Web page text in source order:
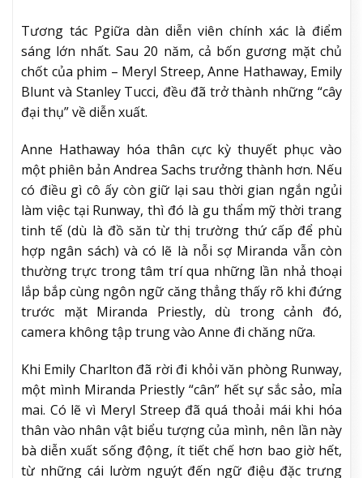
Tương tác Pgiữa dàn diễn viên chính xác là điểm
sáng lớn nhất. Sau 20 năm, cả bốn gương mặt chủ
chốt của phim – Meryl Streep, Anne Hathaway, Emily
Blunt và Stanley Tucci, đều đã trở thành những “cây
đại thụ” về diễn xuất.
Anne Hathaway hóa thân cực kỳ thuyết phục vào
một phiên bản Andrea Sachs trưởng thành hơn. Nếu
có điều gì cô ấy còn giữ lại sau thời gian ngắn ngủi
làm việc tại Runway, thì đó là gu thẩm mỹ thời trang
tinh tế (dù là đồ săn từ thị trường thứ cấp để phù
hợp ngân sách) và có lẽ là nỗi sợ Miranda vẫn còn
thường trực trong tâm trí qua những lần nhả thoại
lắp bắp cùng ngôn ngữ căng thẳng thấy rõ khi đứng
trước mặt Miranda Priestly, dù trong cảnh đó,
camera không tập trung vào Anne đi chăng nữa.
Khi Emily Charlton đã rời đi khỏi văn phòng Runway,
một mình Miranda Priestly “cân” hết sự sắc sảo, mỉa
mai. Có lẽ vì Meryl Streep đã quá thoải mái khi hóa
thân vào nhân vật biểu tượng của mình, nên lần này
bà diễn xuất sống động, ít tiết chế hơn bao giờ hết,
từ những cái lườm nguýt đến ngữ điệu đặc trưng